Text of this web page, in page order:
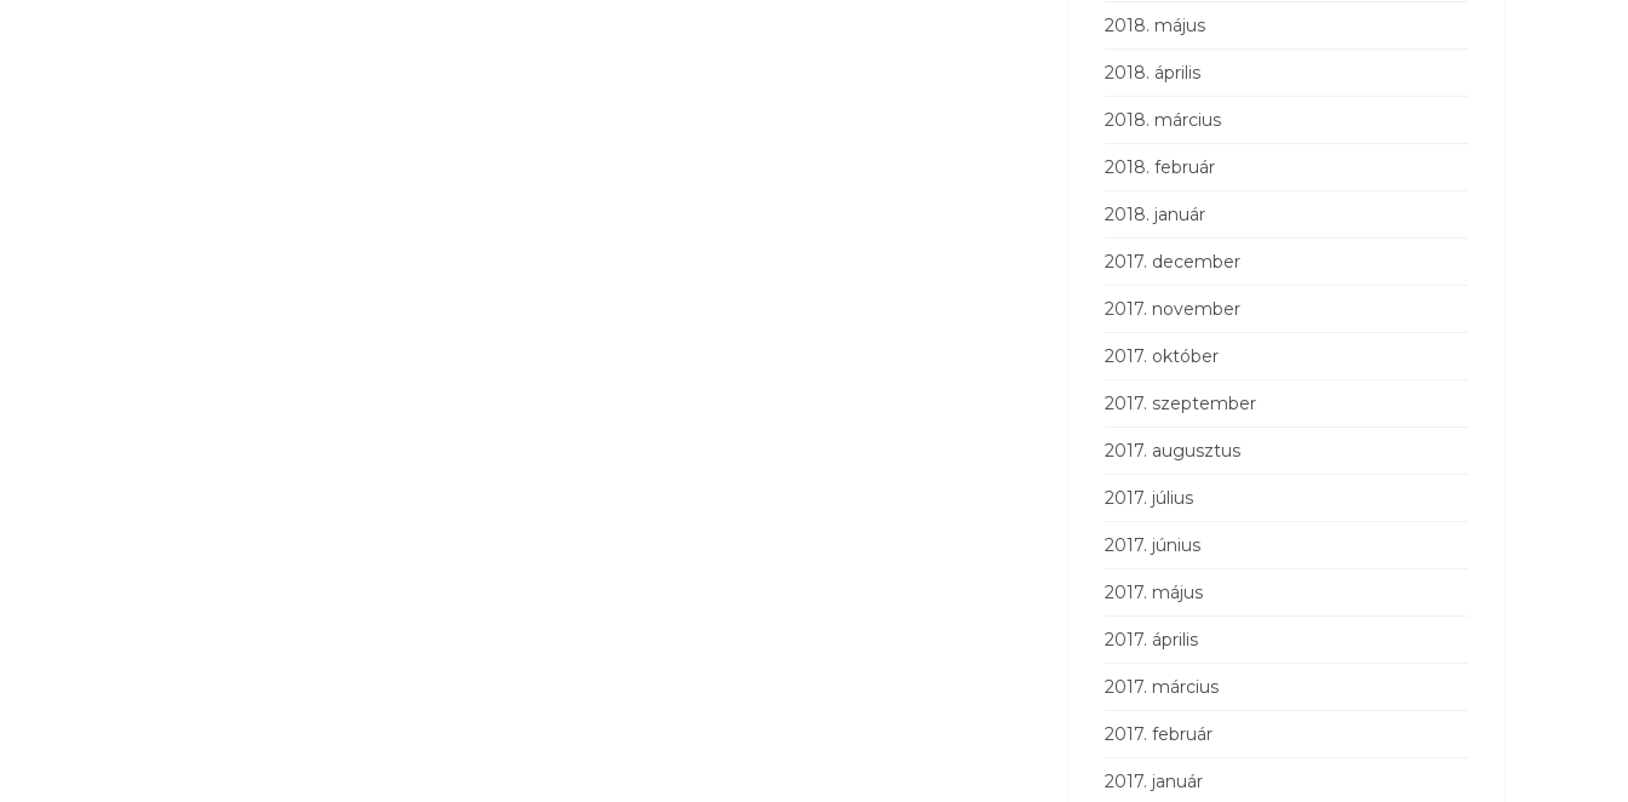
2018. május
2018. április
2018. március
2018. február
2018. január
2017. december
2017. november
2017. október
2017. szeptember
2017. augusztus
2017. július
2017. június
2017. május
2017. április
2017. március
2017. február
2017. január